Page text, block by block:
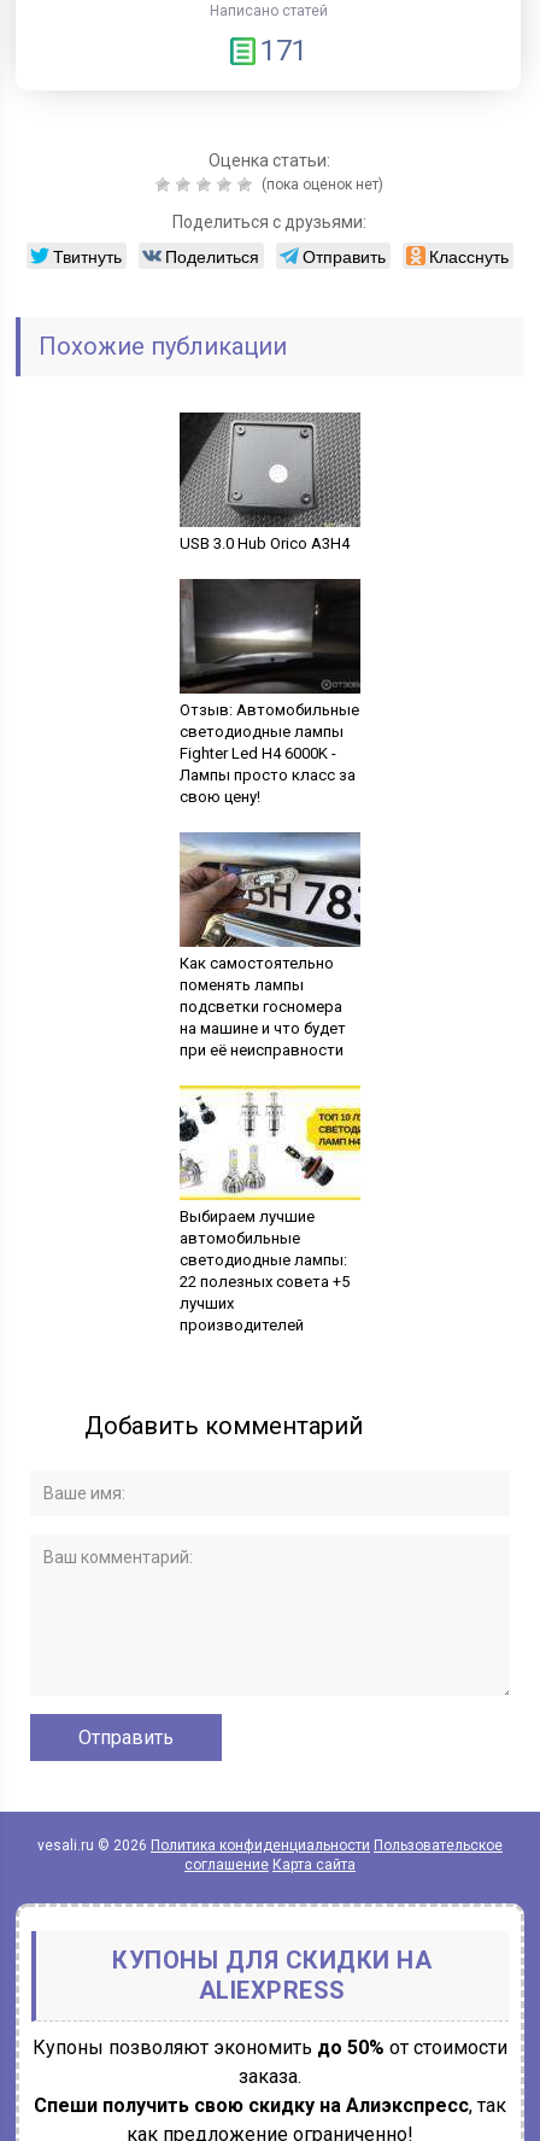
Написано статей
171
Оценка статьи:
(пока оценок нет)
Поделиться с друзьями:
Твитнуть Поделиться Отправить Класснуть
Похожие публикации
USB 3.0 Hub Orico A3H4
Отзыв: Автомобильные
светодиодные лампы
Fighter Led H4 6000K -
Лампы просто класс за
свою цену!
Как самостоятельно
поменять лампы
подсветки госномера
на машине и что будет
при её неисправности
Выбираем лучшие
автомобильные
светодиодные лампы:
22 полезных совета +5
лучших
производителей
Добавить комментарий
vesali.ru © 2026 Политика конфиденциальности Пользовательское
соглашение Карта сайта
КУПОНЫ ДЛЯ СКИДКИ НА
ALIEXPRESS
Купоны позволяют экономить до 50% от стоимости
заказа.
Спеши получить свою скидку на Алиэкспресс, так
как предложение ограниченно!